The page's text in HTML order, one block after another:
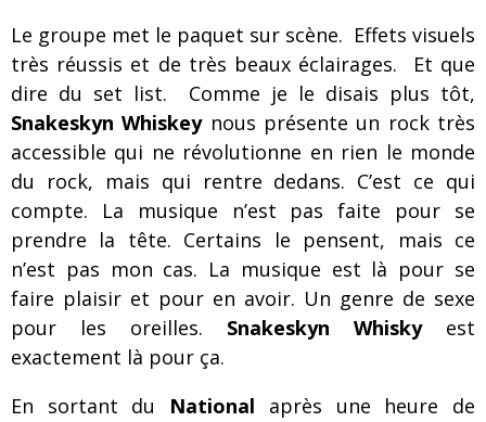
Le groupe met le paquet sur scène. Effets visuels
très réussis et de très beaux éclairages. Et que
dire du set list. Comme je le disais plus tôt,
Snakeskyn Whiskeynous présente un rock très
accessible qui ne révolutionne en rien le monde
du rock, mais qui rentre dedans. C’est ce qui
compte. La musique n’est pas faite pour se
prendre la tête. Certains le pensent, mais ce
n’est pas mon cas. La musique est là pour se
faire plaisir et pour en avoir. Un genre de sexe
pour les oreilles. Snakeskyn Whiskyest
exactement là pour ça.
En sortant du National après une heure de